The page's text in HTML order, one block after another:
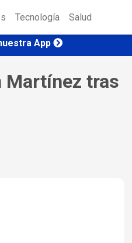
Tecnología Salud
App
Martínez tras